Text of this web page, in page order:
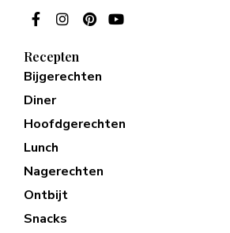
Recepten
Bijgerechten
Diner
Hoofdgerechten
Lunch
Nagerechten
Ontbijt
Snacks